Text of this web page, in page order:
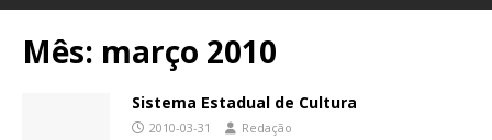
Mês: março 2010
Sistema Estadual de Cultura
2010-03-31 Redação